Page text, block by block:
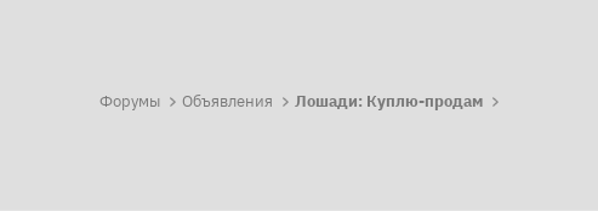
Форумы Объявления Лошади: Куплю-продам